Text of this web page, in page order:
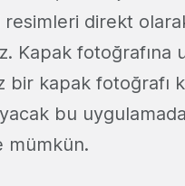
direkt
Kapak fotoğrafına
kapak fotoğrafı
bu
mümkün.